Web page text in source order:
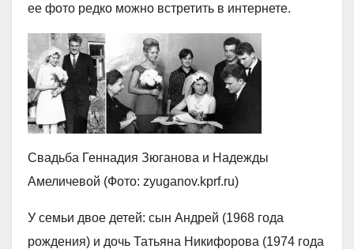
ее фото редко можно встретить в интернете.
Свадьба Геннадия Зюганова и Надежды
Амеличевой (Фото: zyuganov.kprf.ru)
У семьи двое детей: сын Андрей (1968 года
рождения) и дочь Татьяна Никифорова (1974 года